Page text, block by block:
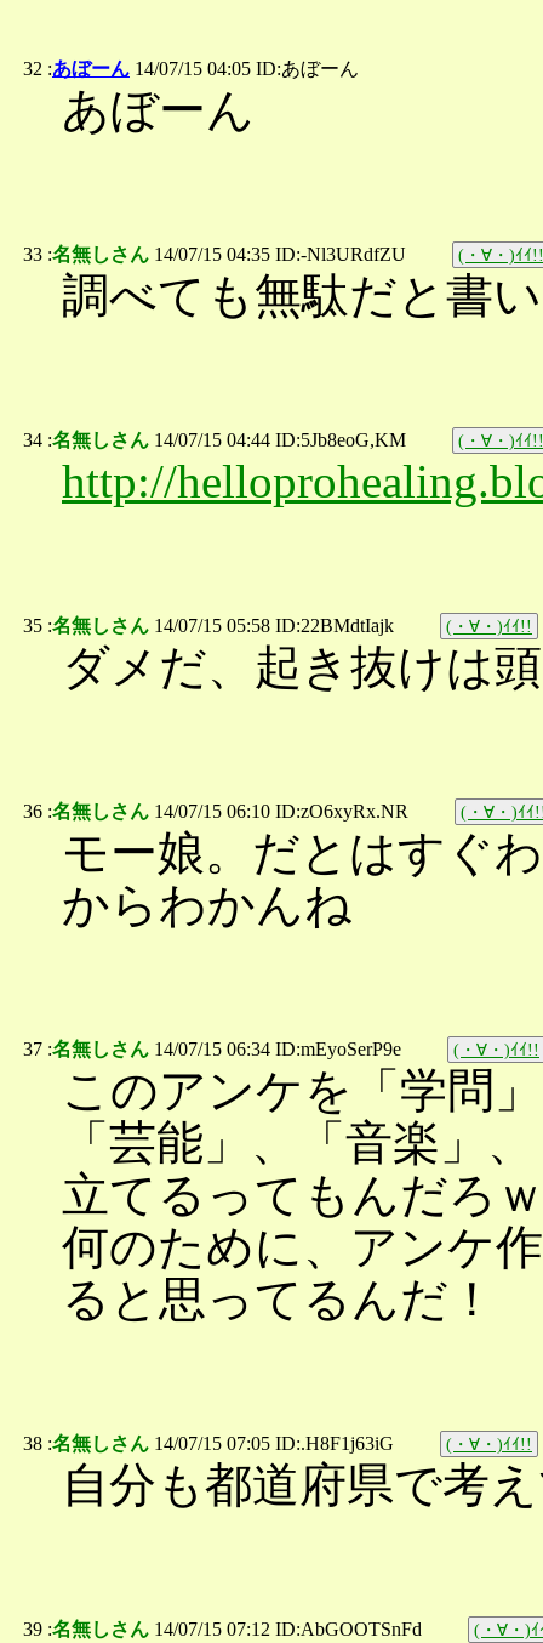
32 :あぼーん 14/07/15 04:05 ID:あぼーん
あぼーん
33 :名無しさん 14/07/15 04:35 ID:-Nl3URdfZU (・∀・)ｲｲ!!
調べても無駄だと書
34 :名無しさん 14/07/15 04:44 ID:5Jb8eoG,KM (・∀・)ｲｲ!!
http://
35 :名無しさん 14/07/15 05:58 ID:22BMdtIajk (・∀・)ｲｲ!!
ダメだ、起き抜けは
36 :名無しさん 14/07/15 06:10 ID:zO6xyRx.NR (・∀・)ｲｲ
モー娘。だとはすぐ
からわかんね
37 :名無しさん 14/07/15 06:34 ID:mEyoSerP9e (・∀・)ｲｲ!!
このアンケを「学問
「芸能」、「音楽」
立てるってもんだろｗ
何のために、アンケ
ると思ってるんだ！
38 :名無しさん 14/07/15 07:05 ID:.H8F1j63iG (・∀・)ｲｲ!!
自分も都道府県で考
39 :名無しさん 14/07/15 07:12 ID:AbGOOTSnFd (・∀・)